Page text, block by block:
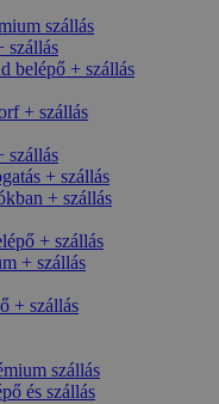
szállás
szállás
belépő + szállás
+ szállás
szállás
+ szállás
+ szállás
+ szállás
+ szállás
+ szállás
szállás
és szállás